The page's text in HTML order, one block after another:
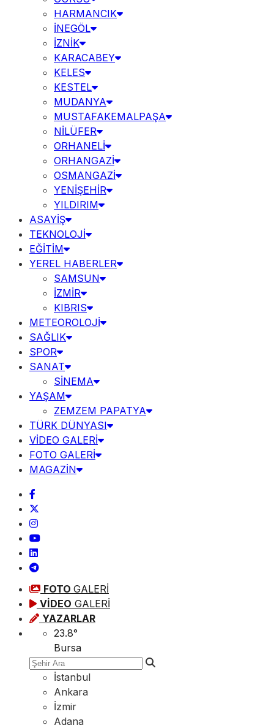
HARMANCIK
İNEGÖL
İZNİK
KARACABEY
KELES
KESTEL
MUDANYA
MUSTAFAKEMALPAŞA
NİLÜFER
ORHANELİ
ORHANGAZİ
OSMANGAZİ
YENİŞEHİR
YILDIRIM
ASAYİŞ
TEKNOLOJİ
EĞİTİM
YEREL HABERLER
SAMSUN
İZMİR
KIBRIS
METEOROLOJİ
SAĞLIK
SPOR
SANAT
SİNEMA
YAŞAM
ZEMZEM PAPATYA
TÜRK DÜNYASI
VİDEO GALERİ
FOTO GALERİ
MAGAZİN
FOTO GALERİ
VİDEO GALERİ
YAZARLAR
23.8°
Bursa
İstanbul
Ankara
İzmir
Adana